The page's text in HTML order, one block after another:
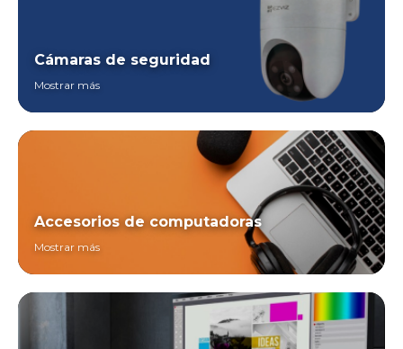
Cámaras de seguridad
Mostrar más
Accesorios de computadoras
Mostrar más